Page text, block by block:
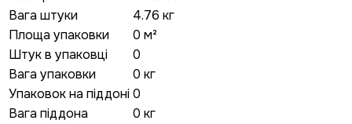
Вага штуки
4.76 кг
Площа упаковки
0 м²
Штук в упаковці
0
Вага упаковки
0 кг
Упаковок на піддоні0
Вага піддона
0 кг